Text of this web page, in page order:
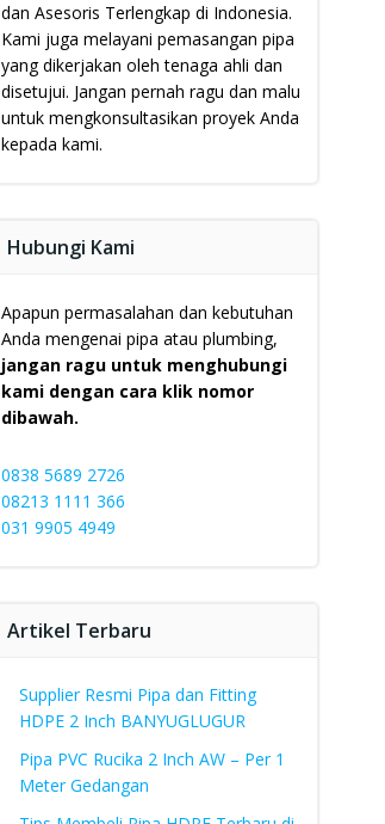
dan Asesoris Terlengkap di Indonesia.
Kami juga melayani pemasangan pipa
yang dikerjakan oleh tenaga ahli dan
disetujui. Jangan pernah ragu dan malu
untuk mengkonsultasikan proyek Anda
kepada kami.
Hubungi Kami
Apapun permasalahan dan kebutuhan
Anda mengenai pipa atau plumbing,
jangan ragu untuk menghubungi
kami dengan cara klik nomor
dibawah.
0838 5689 2726
08213 1111 366
031 9905 4949
Artikel Terbaru
Supplier Resmi Pipa dan Fitting
HDPE 2 Inch BANYUGLUGUR
Pipa PVC Rucika 2 Inch AW – Per 1
Meter Gedangan